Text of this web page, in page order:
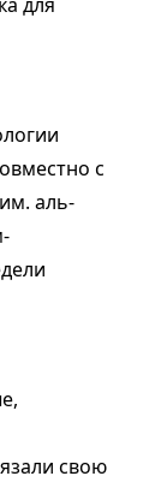
с
аль-
свою